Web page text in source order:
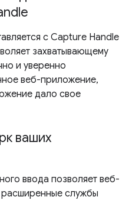
с Capture Handle
захватывающему
и уверенно
веб-приложение,
дало свое
ваших
ввода позволяет веб-
службы